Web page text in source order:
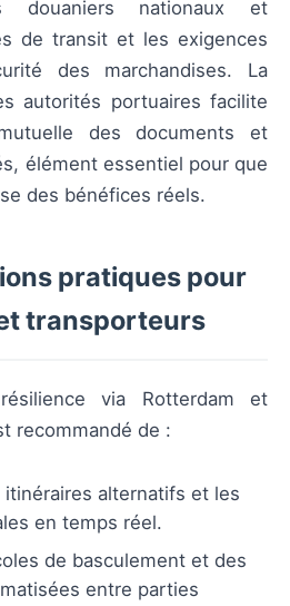
douaniers nationaux et
de transit et les exigences
des marchandises. La
autorités portuaires facilite
des documents et
élément essentiel pour que
des bénéfices réels.
pratiques pour
transporteurs
via Rotterdam et
recommandé de :
itinéraires alternatifs et les
en temps réel.
de basculement et des
entre parties